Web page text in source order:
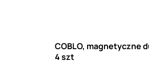
COBLO, magnetyczne
4 szt